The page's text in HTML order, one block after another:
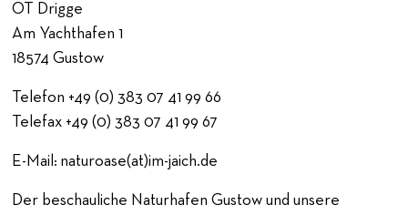
OT Drigge
Am Yachthafen 1
18574 Gustow
Telefon +49 (0) 383 07 41 99 66
Telefax +49 (0) 383 07 41 99 67
E-Mail: naturoase(at)im-jaich.de
Der beschauliche Naturhafen Gustow und unsere